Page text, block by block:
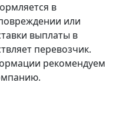
в
или
выплаты в
перевозчик.
рекомендуем